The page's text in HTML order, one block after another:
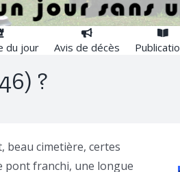
du jour Avis de décès
?
beau cimetière, certes
pont franchi, une longue